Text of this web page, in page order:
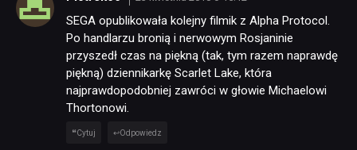
DYSKUSJE
JUŻ GRALIŚMY
SKLEP
SEGA opublikowała kolejny filmik z Alpha Protocol.
Po handlarzu bronią i nerwowym Rosjaninie
przyszedł czas na piękną (tak, tym razem naprawdę
piękną) dziennikarkę Scarlet Lake, która
najprawdopodobniej zawróci w głowie Michaelowi
Thortonowi.
Cytuj Odpowiedz